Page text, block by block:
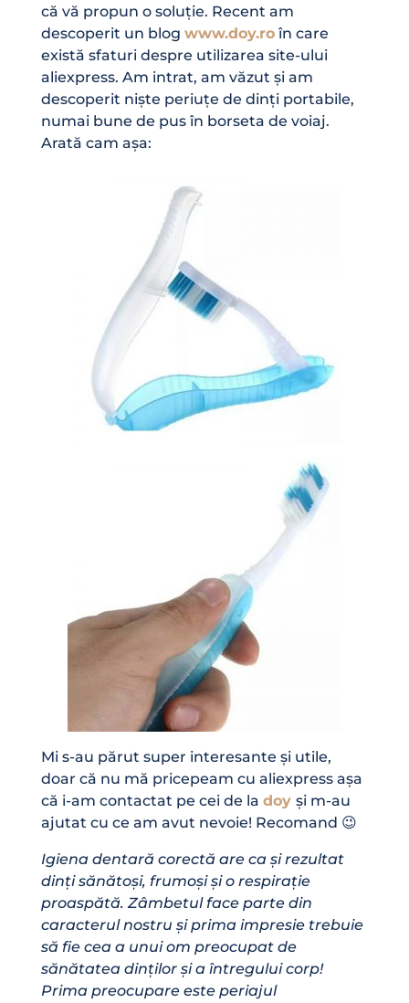
că vă propun o soluție. Recent am
descoperit un blog www.doy.roîn care
există sfaturi despre utilizarea site-ului
aliexpress. Am intrat, am văzut și am
descoperit niște periuțe de dinți portabile,
numai bune de pus în borseta de voiaj.
Arată cam așa:
Mi s-au părut super interesante și utile,
doar că nu mă pricepeam cu aliexpress așa
că i-am contactat pe cei de la doy și m-au
ajutat cu ce am avut nevoie! Recomand 😉
Igiena dentară corectă are ca și rezultat
dinți sănătoși, frumoși și o respirație
proaspătă. Zâmbetul face parte din
caracterul nostru și prima impresie trebuie
să fie cea a unui om preocupat de
sănătatea dinților și a întregului corp!
Prima preocupare este periajul